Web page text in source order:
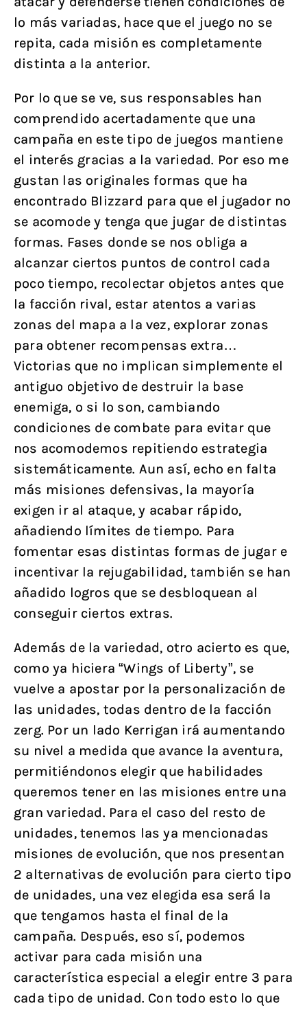
lo más variadas, hace que el juego no se
repita, cada misión es completamente
distinta a la anterior.
Por lo que se ve, sus responsables han
comprendido acertadamente que una
campaña en este tipo de juegos mantiene
el interés gracias a la variedad. Por eso me
gustan las originales formas que ha
encontrado Blizzard para que el jugador no
se acomode y tenga que jugar de distintas
formas. Fases donde se nos obliga a
alcanzar ciertos puntos de control cada
poco tiempo, recolectar objetos antes que
la facción rival, estar atentos a varias
zonas del mapa a la vez, explorar zonas
para obtener recompensas extra…
Victorias que no implican simplemente el
antiguo objetivo de destruir la base
enemiga, o si lo son, cambiando
condiciones de combate para evitar que
nos acomodemos repitiendo estrategia
sistemáticamente. Aun así, echo en falta
más misiones defensivas, la mayoría
exigen ir al ataque, y acabar rápido,
añadiendo límites de tiempo. Para
fomentar esas distintas formas de jugar e
incentivar la rejugabilidad, también se han
añadido logros que se desbloquean al
conseguir ciertos extras.
Además de la variedad, otro acierto es que,
como ya hiciera “Wings of Liberty”, se
vuelve a apostar por la personalización de
las unidades, todas dentro de la facción
zerg. Por un lado Kerrigan irá aumentando
su nivel a medida que avance la aventura,
permitiéndonos elegir que habilidades
queremos tener en las misiones entre una
gran variedad. Para el caso del resto de
unidades, tenemos las ya mencionadas
misiones de evolución, que nos presentan
2 alternativas de evolución para cierto tipo
de unidades, una vez elegida esa será la
que tengamos hasta el final de la
campaña. Después, eso sí, podemos
activar para cada misión una
característica especial a elegir entre 3 para
cada tipo de unidad. Con todo esto lo que